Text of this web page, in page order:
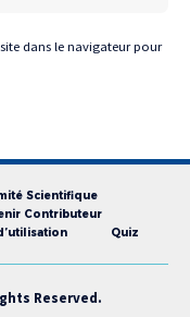
dans le navigateur pour
Scientifique
Contributeur
Quiz
Reserved.